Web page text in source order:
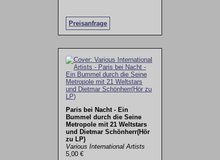
Preisanfrage
Paris bei Nacht - Ein
Bummel durch die Seine
Metropole mit 21 Weltstars
und Dietmar Schönherr(Hör
zu LP)
Various International Artists
5,00 €